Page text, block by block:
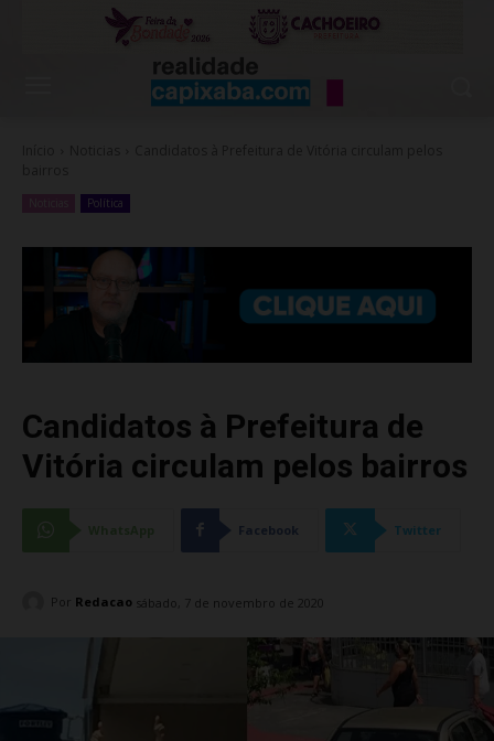
Política
Candidatos à Prefeitura de
Vitória circulam pelos bairros
Facebook Twitter
Por Redacao sábado, 7 de novembro de 2020